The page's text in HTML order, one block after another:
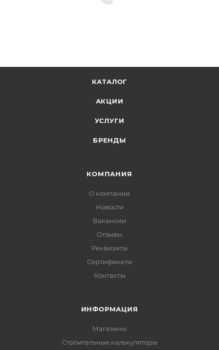
оцинковывают, а также из нержавеющей стали и
КАТАЛОГ
АКЦИИ
УСЛУГИ
БРЕНДЫ
КОМПАНИЯ
О компании
Новости
Вакансии
Отзывы
Реквизиты
Сертификаты
Контакты
ИНФОРМАЦИЯ
Магазины
Строительные калькуляторы